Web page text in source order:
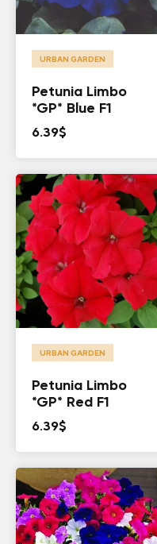
URBAN GARDEN
Petunia Limbo
*GP* Blue F1
6.39$
URBAN GARDEN
Petunia Limbo
*GP* Red F1
6.39$